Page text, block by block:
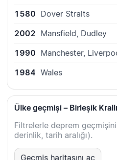
1580 Dover Straits
2002 Mansfield, Dudley
1990 Manchester,
1984 Wales
Ülke geçmişi – Birleşik
Filtrelerle deprem
derinlik, tarih aralığı).
Geçmiş haritasını aç